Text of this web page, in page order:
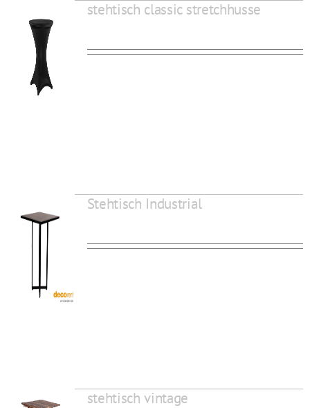
stehtisch classic stretchhusse
Stehtisch Industrial
stehtisch vintage